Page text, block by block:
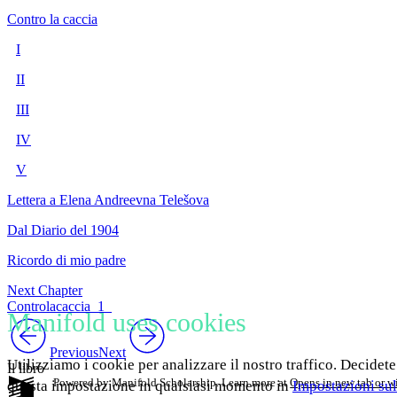
Contro la caccia
I
II
III
IV
V
Lettera a Elena Andreevna Telešova
Dal Diario del 1904
Ricordo di mio padre
Next Chapter
Controlacaccia_1_
PreviousNext
Il libro
Powered by Manifold Scholarship. Learn more at Opens in new tab or
Manifold uses cookies
Utilizziamo i cookie per analizzare il nostro traffico.
questa impostazione in qualsiasi momento inImpostazioni